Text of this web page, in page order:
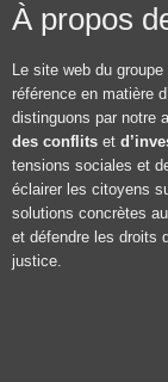
À propos
Le site web du
référence en matière
distinguons par notre
des conflits et
tensions sociales et
éclairer les citoyens
solutions concrètes
et défendre les droits
justice.